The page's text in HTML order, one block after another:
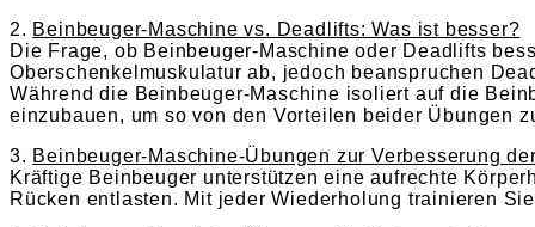
2. Beinbeuger-Maschine vs. Deadlifts: Was ist besser?
Die Frage, ob Beinbeuger-Maschine oder Deadlifts
Oberschenkelmuskulatur ab, jedoch beanspruchen
Während die Beinbeuger-Maschine isoliert auf die
einzubauen, um so von den Vorteilen beider Übungen
3. Beinbeuger-Maschine-Übungen zur Verbesserung
Kräftige Beinbeuger unterstützen eine aufrechte
Rücken entlasten. Mit jeder Wiederholung trainieren